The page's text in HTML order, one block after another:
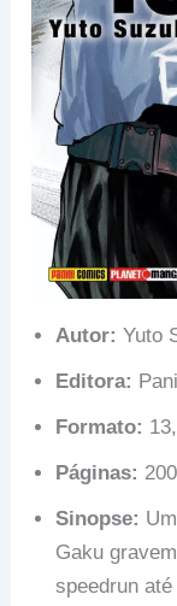
Autor: Yuto
Editora:
Formato:
Páginas: 200
Sinopse:
Gaku
speedrun